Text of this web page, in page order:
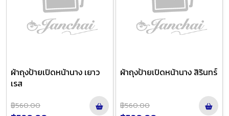
ผ้าถุงป้ายเปิดหน้านาง เยาว
เรส
฿560.00
ผ้าถุงป้ายเปิดหน้านาง สิรินทร์
฿560.00